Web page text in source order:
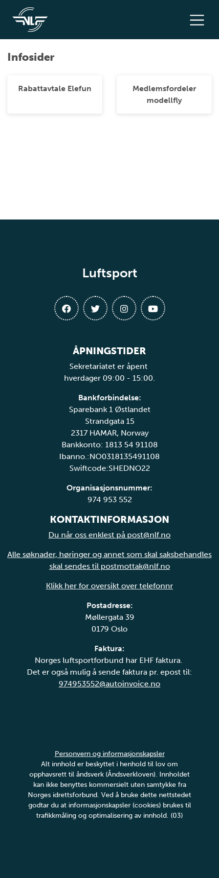
Infosider
Rabattavtale Elefun
Medlemsfordeler
modellfly
Luftsport
ÅPNINGSTIDER
Sekretariatet er åpent
hverdager 09:00 - 15:00.
Bankforbindelse:
Sparebank 1 Østlandet
Strandgata 15
2317 HAMAR, Norway
Bankkonto: 1813 54 91108
Ibanno.:NO0318135491108
Swiftcode:SHEDNO22
Organisasjonsnummer:
974 953 552
KONTAKTINFORMASJON
Du når oss enklest på post@nlf.no
Alle søknader, høringer og annet som skal saksbehandles
skal sendes til postmottak@nlf.no
Klikk her for oversikt over telefonnr
Postadresse:
Møllergata 39
0179 Oslo
Faktura:
Norges luftsportforbund har EHF faktura.
Det er også mulig å sende faktura pr. epost til:
974953552@autoinvoice.no
Personvern og informasjonskapsler
Alt innhold er beskyttet i henhold til lov om
opphavsrett til åndsverk (Åndsverkloven). Innholdet
kan ikke benyttes kommersielt uten samtykke fra
Norges idrettsforbund. Ved å bruke dette nettstedet
godtar du at informasjonskapsler (cookies) brukes til
trafikkmåling og optimalisering av innhold. (03)